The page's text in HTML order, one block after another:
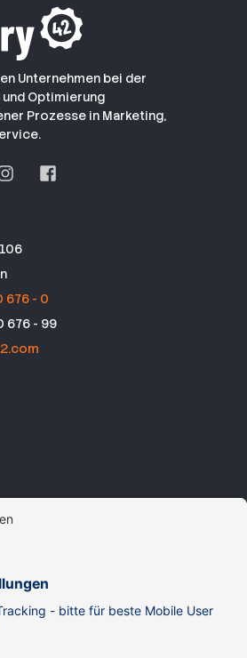
Unternehmen bei der
Optimierung
Prozesse in Marketing,
676 - 0
676 - 99